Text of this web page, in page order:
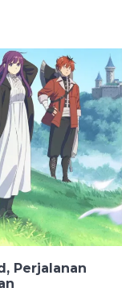
Perjalanan